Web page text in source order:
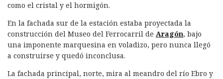
como el cristal y el hormigón.
En la fachada sur de la estación estaba proyectada la
construcción del Museo del Ferrocarril de Aragón, bajo
una imponente marquesina en voladizo, pero nunca llegó
a construirse y quedó inconclusa.
La fachada principal, norte, mira al meandro del río Ebro y